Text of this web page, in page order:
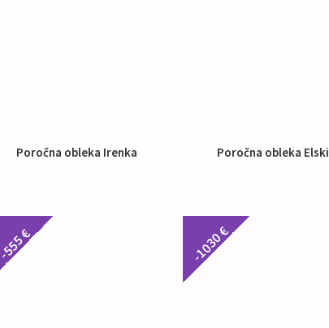
Poročna obleka Irenka Poročna obleka Elski
-555 € -1030 €